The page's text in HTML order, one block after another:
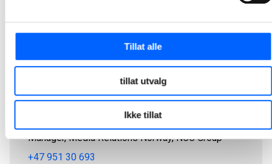
Tillat alle
tillat utvalg
Ikke tillat
Manager, Media Relations Norway, NCC Group
+47 951 30 693